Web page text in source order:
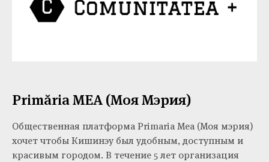
Primăria MEA (Моя Мэрия)
Общественная платформа Primaria Mea (Моя мэрия)
хочет чтобы Кишинэу был удобным, доступным и
красивым городом. В течение 5 лет организация